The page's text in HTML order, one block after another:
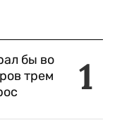
1
бы во
трем